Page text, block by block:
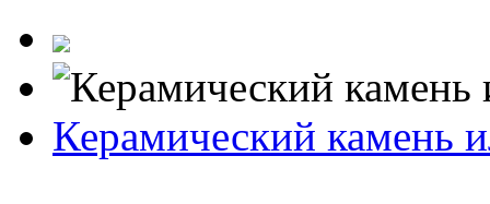
Керамический камень